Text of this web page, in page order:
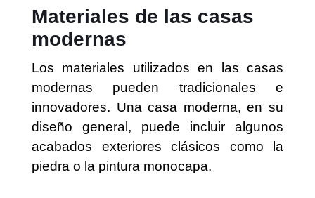
Materiales de las casas
modernas
Los materiales utilizados en las casas
modernas pueden tradicionales e
innovadores. Una casa moderna, en su
diseño general, puede incluir algunos
acabados exteriores clásicos como la
piedra o la pintura monocapa.